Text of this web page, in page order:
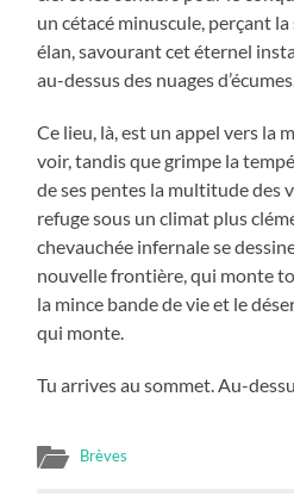
un cétacé minuscule, perçant
élan, savourant cet éternel
au-dessus des nuages d’écumes.
Ce lieu, là, est un appel vers la
voir, tandis que grimpe la
de ses pentes la multitude des
refuge sous un climat plus
chevauchée infernale se
nouvelle frontière, qui monte
la mince bande de vie et le
qui monte.
Tu arrives au sommet. Au-
Brèves